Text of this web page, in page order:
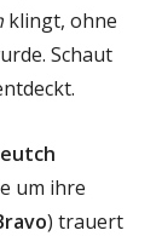
klingt, ohne
Schaut
um ihre
) trauert